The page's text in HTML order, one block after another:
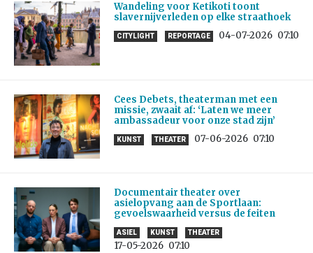
Wandeling voor Ketikoti toont
slavernijverleden op elke straathoek
CITYLIGHT REPORTAGE 04-07-2026 07:10
Cees Debets, theaterman met een
missie, zwaait af: ‘Laten we meer
ambassadeur voor onze stad zijn’
KUNST THEATER 07-06-2026 07:10
Documentair theater over
asielopvang aan de Sportlaan:
gevoelswaarheid versus de feiten
ASIEL KUNST THEATER
17-05-2026 07:10